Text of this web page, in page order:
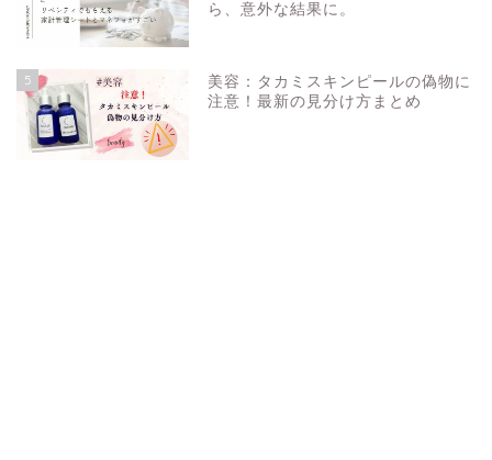
ら、意外な結果に。
5
美容：タカミスキンピールの偽物に
注意！最新の見分け方まとめ